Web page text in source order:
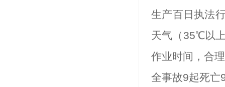
生产百日执法
天气（ 35℃以
作业时间，合
全事故9起死亡